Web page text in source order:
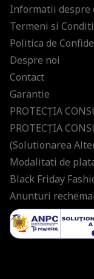
Informatii despre
Termeni si
Politica de
Despre noi
Contact
Garantie
PROTECŢIA
PROTECŢIA
(Solutionarea
Modalitati de
Black Friday
Anunturi